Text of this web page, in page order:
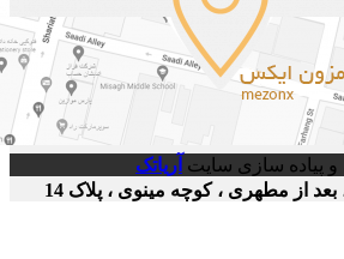
مطهری ، کوچه مینوی ، پلاک 14
سازی سایت آریاتک